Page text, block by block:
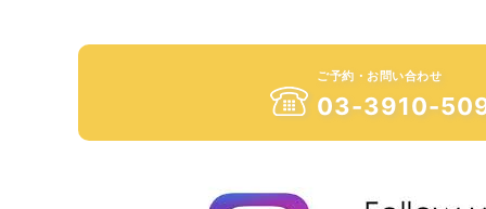
ご予約・お問い合わせ
03-3910-